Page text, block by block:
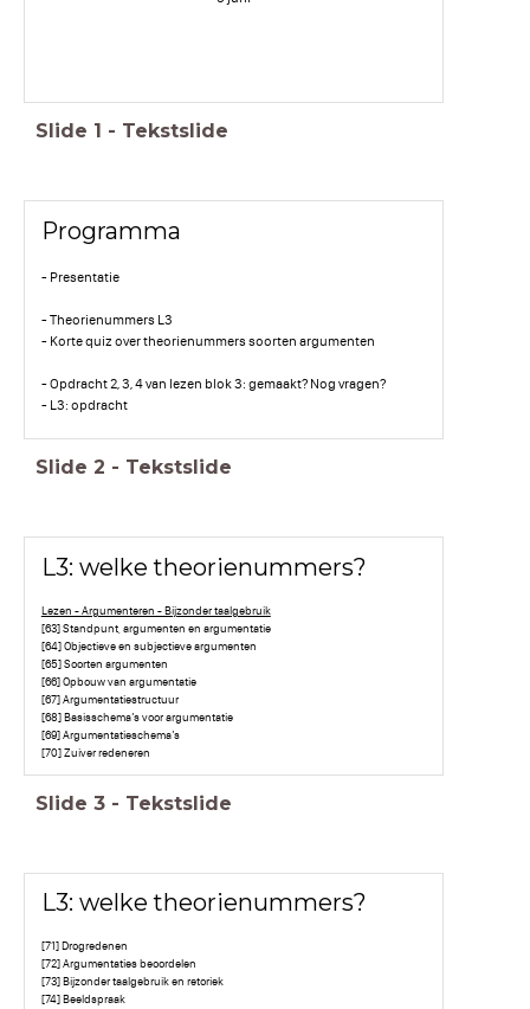
Slide 1 - Tekstslide
Programma
- Presentatie
- Theorienummers L3
- Korte quiz over theorienummers soorten argumenten
- Opdracht 2, 3, 4 van lezen blok 3: gemaakt? Nog vragen?
- L3: opdracht
Slide 2 - Tekstslide
L3: welke theorienummers?
Lezen - Argumenteren - Bijzonder taalgebruik
[63] Standpunt, argumenten en argumentatie
[64] Objectieve en subjectieve argumenten
[65] Soorten argumenten
[66] Opbouw van argumentatie
[67] Argumentatiestructuur
[68] Basisschema’s voor argumentatie
[69] Argumentatieschema’s
[70] Zuiver redeneren
Slide 3 - Tekstslide
L3: welke theorienummers?
[71] Drogredenen
[72] Argumentaties beoordelen
[73] Bijzonder taalgebruik en retoriek
[74] Beeldspraak